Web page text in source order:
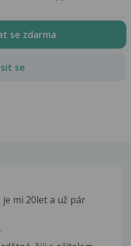
se zdarma
se
mi 20let a už pár